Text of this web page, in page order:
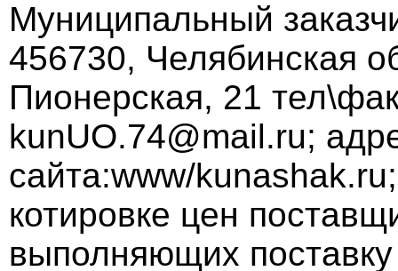
Муниципальный
456730, Челябинская
Пионерская, 21
kunUO.74@mail.ru;
сайта:www/
котировке цен
выполняющих